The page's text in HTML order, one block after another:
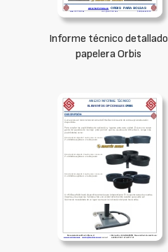
Informe técnico detallado
papelera Orbis